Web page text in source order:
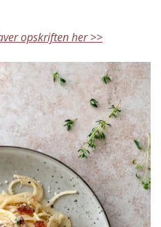
opskriften her >>